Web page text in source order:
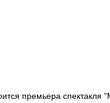
премьера спектакля